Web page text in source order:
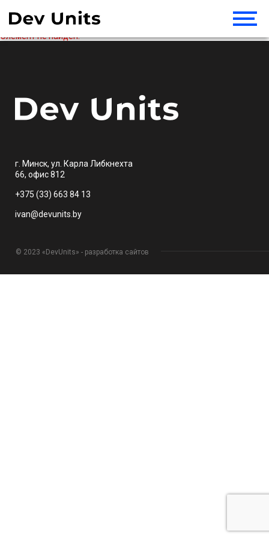
Элемент не найден!
г. Минск, ул. Карла Либкнехта
66, офис 812
+375 (33) 663 84 13
ivan@devunits.by
© 2023 «DevUnits» - разработка сайтов